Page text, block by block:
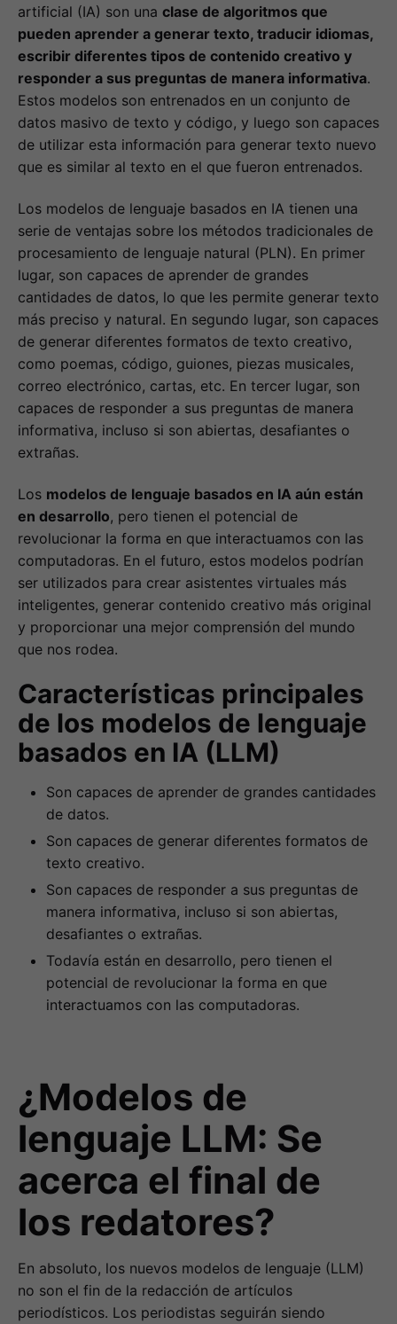
artificial (IA) son una clase de algoritmos que
pueden aprender a generar texto, traducir idiomas,
escribir diferentes tipos de contenido creativo y
responder a sus preguntas de manera informativa.
Estos modelos son entrenados en un conjunto de
datos masivo de texto y código, y luego son capaces
de utilizar esta información para generar texto nuevo
que es similar al texto en el que fueron entrenados.
Los modelos de lenguaje basados en IA tienen una
serie de ventajas sobre los métodos tradicionales de
procesamiento de lenguaje natural (PLN). En primer
lugar, son capaces de aprender de grandes
cantidades de datos, lo que les permite generar texto
más preciso y natural. En segundo lugar, son capaces
de generar diferentes formatos de texto creativo,
como poemas, código, guiones, piezas musicales,
correo electrónico, cartas, etc. En tercer lugar, son
capaces de responder a sus preguntas de manera
informativa, incluso si son abiertas, desafiantes o
extrañas.
Los modelos de lenguaje basados en IA aún están
en desarrollo, pero tienen el potencial de
revolucionar la forma en que interactuamos con las
computadoras. En el futuro, estos modelos podrían
ser utilizados para crear asistentes virtuales más
inteligentes, generar contenido creativo más original
y proporcionar una mejor comprensión del mundo
que nos rodea.
Características principales
de los modelos de lenguaje
basados en IA (LLM)
Son capaces de aprender de grandes cantidades
de datos.
Son capaces de generar diferentes formatos de
texto creativo.
Son capaces de responder a sus preguntas de
manera informativa, incluso si son abiertas,
desafiantes o extrañas.
Todavía están en desarrollo, pero tienen el
potencial de revolucionar la forma en que
interactuamos con las computadoras.
¿Modelos de
lenguaje LLM: Se
acerca el final de
los redatores?
En absoluto, los nuevos modelos de lenguaje (LLM)
no son el fin de la redacción de artículos
periodísticos. Los periodistas seguirán siendo